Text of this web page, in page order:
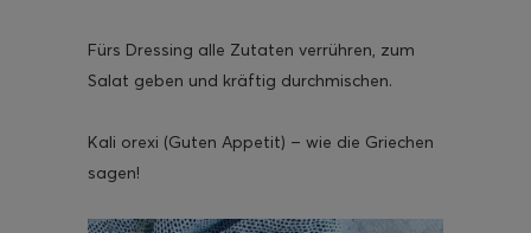
Fürs Dressing alle Zutaten verrühren, zum
Salat geben und kräftig durchmischen.
Kali orexi (Guten Appetit) – wie die Griechen
sagen!